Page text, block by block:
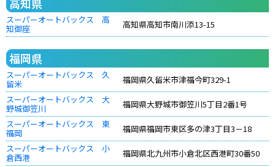
スーパーオートバックス 高
知御座 高知県高知市南川添13-15
福岡県
スーパーオートバックス 久
留米
福岡県久留米市津福今町329-1
スーパーオートバックス 大
野城御笠川
福岡県大野城市御笠川5丁目2番1号
スーパーオートバックス 東
福岡
福岡県福岡市東区多の津3丁目3－18
スーパーオートバックス 小
倉西港 福岡県北九州市小倉北区西港町30番50